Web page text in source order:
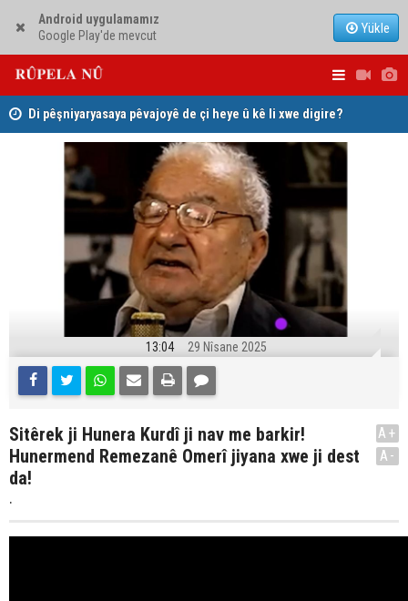
Android uygulamamız
Google Play'de mevcut
Yükle
Di pêşniyaryasaya pêvajoyê de çi heye û kê li xwe digire?
13:04 29 Nîsane 2025
Sitêrek ji Hunera Kurdî ji nav me barkir!
Hunermend Remezanê Omerî jiyana xwe ji dest
da!
.
A+
A-